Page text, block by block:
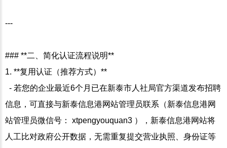
---
### **二、简化认证流程说明**
1. **复用认证（推荐方式）**
- 若您的企业最近6个月已在新泰市人社局官方渠道发布招聘
信息，可直接与新泰信息港网站管理员联系（新泰信息港网
站管理员微信号： xtpengyouquan3 ），新泰信息港网站将
人工比对政府公开数据，无需重复提交营业执照、身份证等